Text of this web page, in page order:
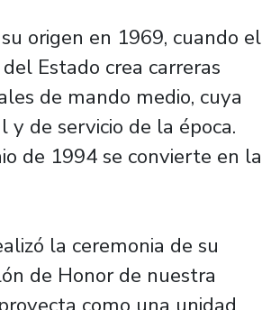
origen en 1969, cuando el
Estado crea carreras
de mando medio, cuya
de servicio de la época.
de 1994 se convierte en la
la ceremonia de su
de Honor de nuestra